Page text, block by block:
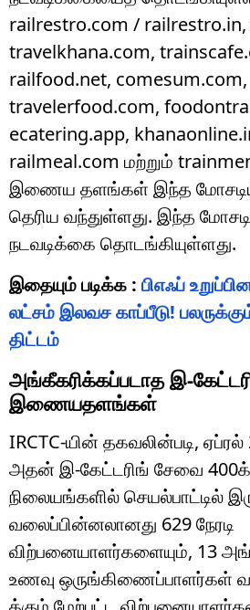
railrestro.com /
travelkhana.com,
railfood.net, comesum.com,
travelerfood.com,
ecatering.app,
railmeal.com மற்றும்
இணைய தளங்கள் இந்த
தெரிய வந்துள்ளது. இந்த
நடவடிக்கை தொடங்கியுள்ளது.
இதையும் படிக்க : பிஎஃப்
லட்சம் இலவச காப்பீடு!
திட்டம்
அங்கீகரிக்கப்படாத இ-
இணையதளங்கள்
IRCTC-யின் தகவலின்படி, ஏப்ரல்
அதன் இ-கேட்டரிங் சேவை
நிலையங்களில் செயல்பாட்டில்
வலைப்பின்னலானது 629 நேரடி
விற்பனையாளர்களையும், 13
உணவு ஒருங்கிணைப்பாளர்கள்